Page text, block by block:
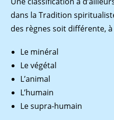
dans la Tradition
des règnes soit différente, à
Le minéral
Le végétal
L’animal
L’humain
Le supra-humain